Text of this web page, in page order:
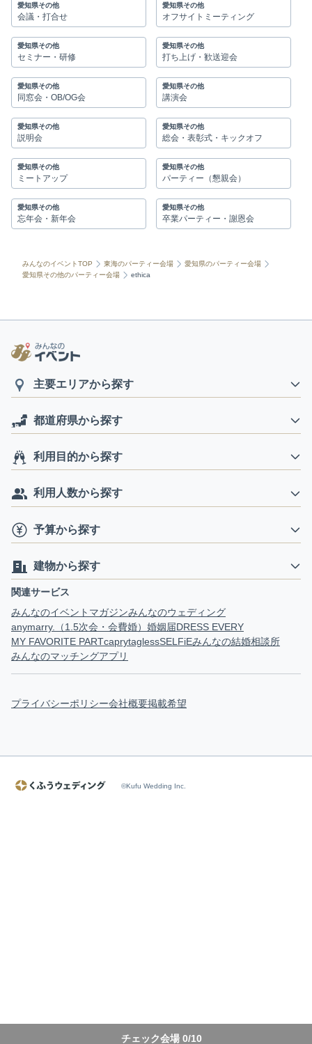
愛知県その他
会議・打合せ
愛知県その他
オフサイトミーティング
愛知県その他
セミナー・研修
愛知県その他
打ち上げ・歓送迎会
愛知県その他
同窓会・OB/OG会
愛知県その他
講演会
愛知県その他
説明会
愛知県その他
総会・表彰式・キックオフ
愛知県その他
ミートアップ
愛知県その他
パーティー（懇親会）
愛知県その他
忘年会・新年会
愛知県その他
卒業パーティー・謝恩会
みんなのイベントTOP 東海のパーティー会場
愛知県のパーティー会場
愛知県その他のパーティー会場
ethica
チェック会場 0/10
主要エリアから探す
都道府県から探す
利用目的から探す
利用人数から探す
予算から探す
建物から探す
関連サービス
みんなのイベントマガジンみんなのウェディング
anymarry.（1.5次会・会費婚） 婚姻届DRESS EVERY
MY FAVORITE PARTcaprytaglessSELFiEみんなの結婚相談所
みんなのマッチングアプリ
プライバシーポリシー会社概要掲載希望
©Kufu Wedding Inc.